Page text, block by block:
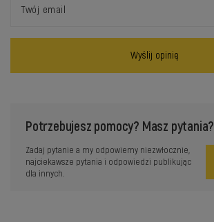
Twój email
Wyślij opinię
Potrzebujesz pomocy? Masz pytania?
Zadaj pytanie a my odpowiemy niezwłocznie,
najciekawsze pytania i odpowiedzi publikując
dla innych.